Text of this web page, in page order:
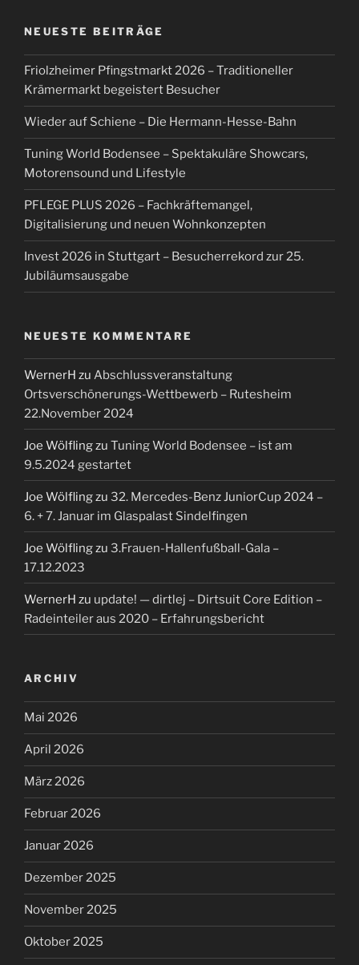
NEUESTE BEITRÄGE
Friolzheimer Pfingstmarkt 2026 – Traditioneller
Krämermarkt begeistert Besucher
Wieder auf Schiene – Die Hermann-Hesse-Bahn
Tuning World Bodensee – Spektakuläre Showcars,
Motorensound und Lifestyle
PFLEGE PLUS 2026 – Fachkräftemangel,
Digitalisierung und neuen Wohnkonzepten
Invest 2026 in Stuttgart – Besucherrekord zur 25.
Jubiläumsausgabe
NEUESTE KOMMENTARE
WernerH zu Abschlussveranstaltung
Ortsverschönerungs-Wettbewerb – Rutesheim
22.November 2024
Joe Wölflingzu Tuning World Bodensee – ist am
9.5.2024 gestartet
Joe Wölflingzu 32. Mercedes-Benz JuniorCup 2024 –
6. + 7. Januar im Glaspalast Sindelfingen
Joe Wölflingzu 3.Frauen-Hallenfußball-Gala –
17.12.2023
WernerH zu update! — dirtlej – Dirtsuit Core Edition –
Radeinteiler aus 2020 – Erfahrungsbericht
ARCHIV
Mai 2026
April 2026
März 2026
Februar 2026
Januar 2026
Dezember 2025
November 2025
Oktober 2025